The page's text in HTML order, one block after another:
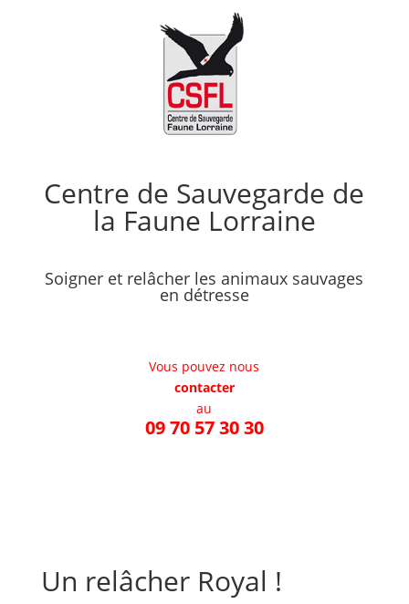
Centre de Sauvegarde de
la Faune Lorraine
Soigner et relâcher les animaux sauvages
en détresse
Vous pouvez nous
contacter
au
09 70 57 30 30
Un relâcher Royal !